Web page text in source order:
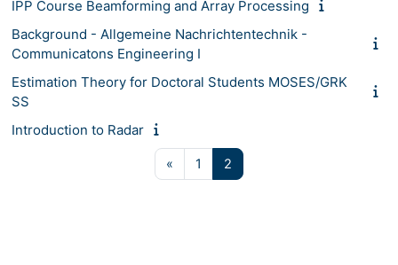
IPP Course Beamforming and Array Processing
Background - Allgemeine Nachrichtentechnik -
Communicatons Engineering I
Estimation Theory for Doctoral Students MOSES/GRK
SS
Introduction to Radar
« Vorherige Seite
1 Seite 1
2